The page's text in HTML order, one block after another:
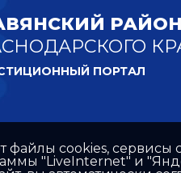
РАЙОН
ПОРТАЛ
файлы cookies, сервисы
"LiveInternet" и